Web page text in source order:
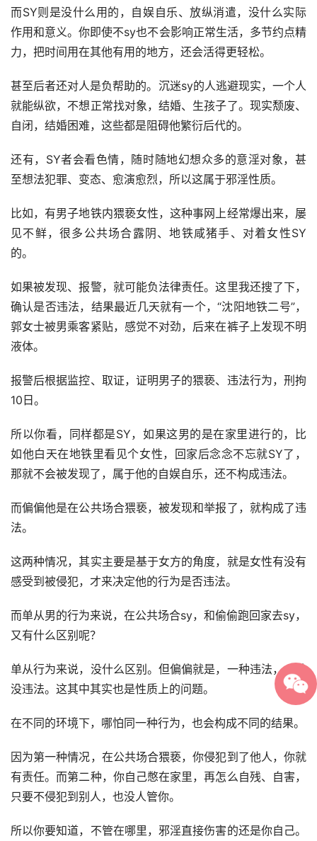
而SY则是没什么用的，自娱自乐、放纵消遣，没什么实际
作用和意义。你即使不sy也不会影响正常生活，多节约点精
力，把时间用在其他有用的地方，还会活得更轻松。
甚至后者还对人是负帮助的。沉迷sy的人逃避现实，一个人
就能纵欲，不想正常找对象，结婚、生孩子了。现实颓废、
自闭，结婚困难，这些都是阻碍他繁衍后代的。
还有，SY者会看色情，随时随地幻想众多的意淫对象，甚
至想法犯罪、变态、愈演愈烈，所以这属于邪淫性质。
比如，有男子地铁内猥亵女性，这种事网上经常爆出来，屡
见不鲜，很多公共场合露阴、地铁咸猪手、对着女性SY
的。
如果被发现、报警，就可能负法律责任。这里我还搜了下，
确认是否违法，结果最近几天就有一个，“沈阳地铁二号”，
郭女士被男乘客紧贴，感觉不对劲，后来在裤子上发现不明
液体。
报警后根据监控、取证，证明男子的猥亵、违法行为，刑拘
10日。
所以你看，同样都是SY，如果这男的是在家里进行的，比
如他白天在地铁里看见个女性，回家后念念不忘就SY了，
那就不会被发现了，属于他的自娱自乐，还不构成违法。
而偏偏他是在公共场合猥亵，被发现和举报了，就构成了违
法。
这两种情况，其实主要是基于女方的角度，就是女性有没有
感受到被侵犯，才来决定他的行为是否违法。
而单从男的行为来说，在公共场合sy，和偷偷跑回家去sy，
又有什么区别呢？
单从行为来说，没什么区别。但偏偏就是，一种违法，一种
没违法。这其中其实也是性质上的问题。
在不同的环境下，哪怕同一种行为，也会构成不同的结果。
因为第一种情况，在公共场合猥亵，你侵犯到了他人，你就
有责任。而第二种，你自己憋在家里，再怎么自残、自害，
只要不侵犯到别人，也没人管你。
所以你要知道，不管在哪里，邪淫直接伤害的还是你自己。